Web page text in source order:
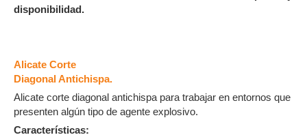
disponibilidad.
Alicate Corte
Diagonal Antichispa.
Alicate corte diagonal antichispa para trabajar en entornos que
presenten algún tipo de agente explosivo.
Características: